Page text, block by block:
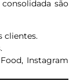
são
clientes.
Instagram